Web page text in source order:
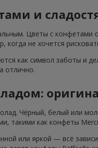
и
Цветы с
не хочется
как символ заботы и
отлично.
Чёрный, белый или
такими как конфеты
или яркой — всё